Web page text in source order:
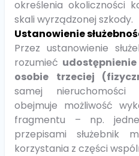
określenia okoliczności
skali wyrządzonej szkody.
Ustanowienie
Przez ustanowienie
rozumieć
osobie trzeciej
samej
obejmuje możliwość
fragmentu – np.
przepisami służebnik
korzystania z części